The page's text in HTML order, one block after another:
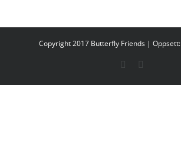
Copyright 2017 Butterfly Friends | Oppsett:
Facebook